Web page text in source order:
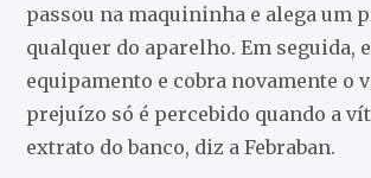
passou na maquininha e alega um
qualquer do aparelho. Em seguida,
equipamento e cobra novamente o
prejuízo só é percebido quando a
extrato do banco, diz a Febraban.